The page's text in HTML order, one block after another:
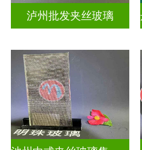
泸州批发夹丝玻璃